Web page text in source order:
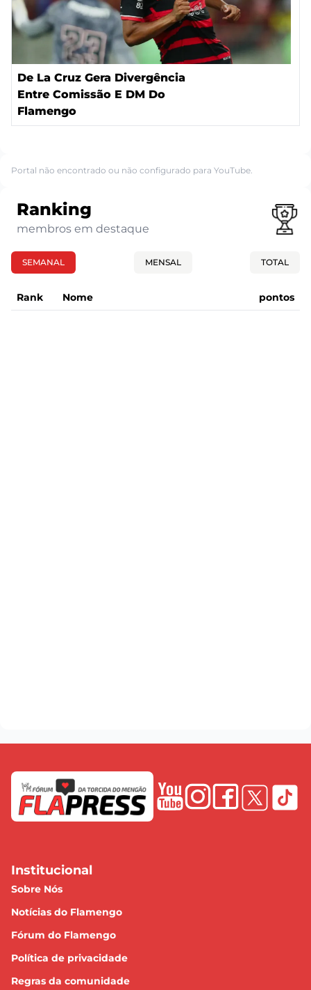
De La Cruz Gera Divergência
Entre Comissão E DM Do
Flamengo
Portal não encontrado ou não configurado para YouTube.
Ranking
membros em destaque
SEMANAL MENSAL TOTAL
Rank Nome pontos
Institucional
Sobre Nós
Notícias do Flamengo
Fórum do Flamengo
Política de privacidade
Regras da comunidade